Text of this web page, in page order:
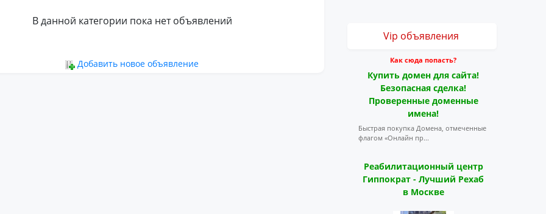
В данной категории пока нет объявлений
Добавить новое объявление
Vip объявления
Как сюда попасть?
Купить домен для сайта!
Безопасная сделка!
Проверенные доменные
имена!
Быстрая покупка Домена, отмеченные
флагом «Онлайн пр...
Реабилитационный центр
Гиппократ - Лучший Рехаб
в Москве